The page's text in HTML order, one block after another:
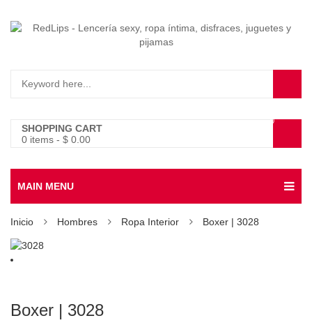
SHOPPING CART
0 items - $ 0.00
0
MAIN MENU
Inicio Hombres Ropa Interior Boxer | 3028
Boxer | 3028